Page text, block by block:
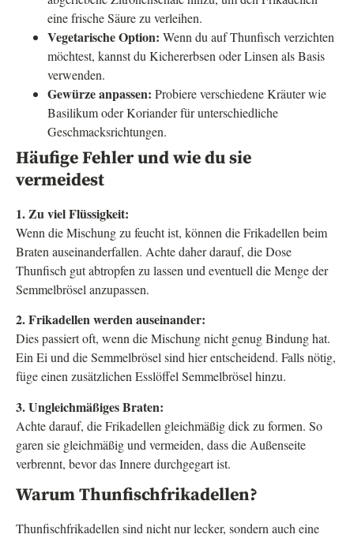
eine frische Säure zu verleihen.
Vegetarische Option: Wenn du auf Thunfisch verzichten
möchtest, kannst du Kichererbsen oder Linsen als Basis
verwenden.
Gewürze anpassen: Probiere verschiedene Kräuter wie
Basilikum oder Koriander für unterschiedliche
Geschmacksrichtungen.
Häufige Fehler und wie du sie
vermeidest
1. Zu viel Flüssigkeit:
Wenn die Mischung zu feucht ist, können die Frikadellen beim
Braten auseinanderfallen. Achte daher darauf, die Dose
Thunfisch gut abtropfen zu lassen und eventuell die Menge der
Semmelbrösel anzupassen.
2. Frikadellen werden auseinander:
Dies passiert oft, wenn die Mischung nicht genug Bindung hat.
Ein Ei und die Semmelbrösel sind hier entscheidend. Falls nötig,
füge einen zusätzlichen Esslöffel Semmelbrösel hinzu.
3. Ungleichmäßiges Braten:
Achte darauf, die Frikadellen gleichmäßig dick zu formen. So
garen sie gleichmäßig und vermeiden, dass die Außenseite
verbrennt, bevor das Innere durchgegart ist.
Warum Thunfischfrikadellen?
Thunfischfrikadellen sind nicht nur lecker, sondern auch eine